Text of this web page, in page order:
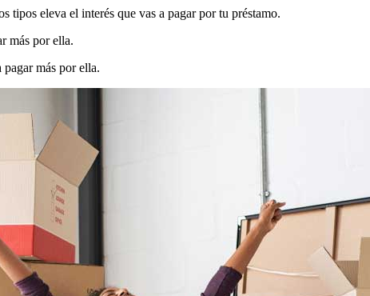
tipos eleva el interés que vas a pagar por tu préstamo.
más por ella.
pagar más por ella.